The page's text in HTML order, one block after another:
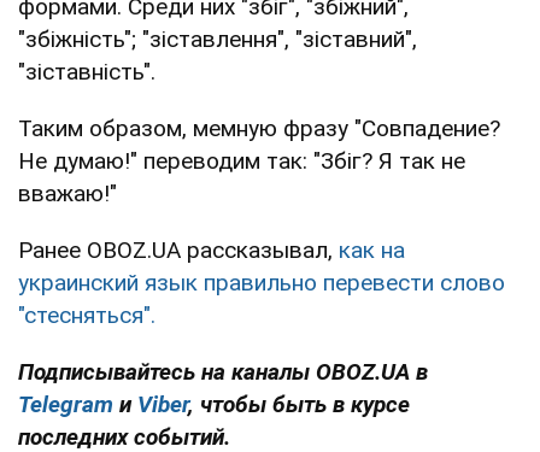
формами. Среди них "збіг", "збіжний",
"збіжність"; "зіставлення", "зіставний",
"зіставність".
Таким образом, мемную фразу "Совпадение?
Не думаю!" переводим так: "Збіг? Я так не
вважаю!"
Ранее OBOZ.UA рассказывал, как на
украинский язык правильно перевести слово
"стесняться".
Подписывайтесь на каналы OBOZ.UA в
Telegram и Viber, чтобы быть в курсе
последних событий.